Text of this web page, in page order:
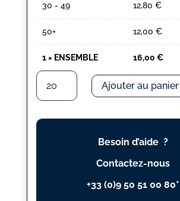
30 - 49 12,80 €
50+ 12,00 €
1× ENSEMBLE 16,00 €
quantité
ENSEMBLE
Ajouter au panier
Besoin d’aide ?
Contactez-nous
+33 (0)9 50 51 00 80*